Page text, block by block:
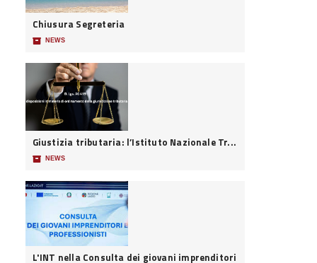
Chiusura Segreteria
📦 NEWS
Giustizia tributaria: l’Istituto Nazionale Tr...
📦 NEWS
L'INT nella Consulta dei giovani imprenditori